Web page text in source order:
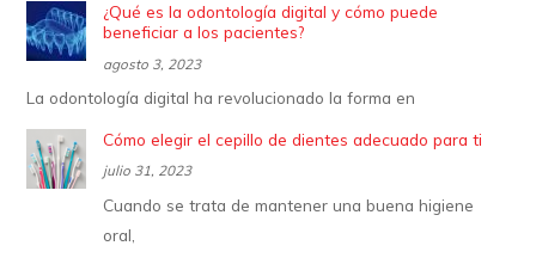
¿Qué es la odontología digital y cómo puede
beneficiar a los pacientes?
agosto 3, 2023
La odontología digital ha revolucionado la forma en
Cómo elegir el cepillo de dientes adecuado para ti
julio 31, 2023
Cuando se trata de mantener una buena higiene
oral,